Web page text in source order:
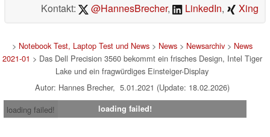
Kontakt:
@HannesBrecher, LinkedIn, Xing
> Notebook Test, Laptop Test und News> News> Newsarchiv> News
2021-01 > Das Dell Precision 3560 bekommt ein frisches Design, Intel Tiger
Lake und ein fragwürdiges Einsteiger-Display
Autor: Hannes Brecher, 5.01.2021 (Update: 18.02.2026)
loading failed!
loading failed!